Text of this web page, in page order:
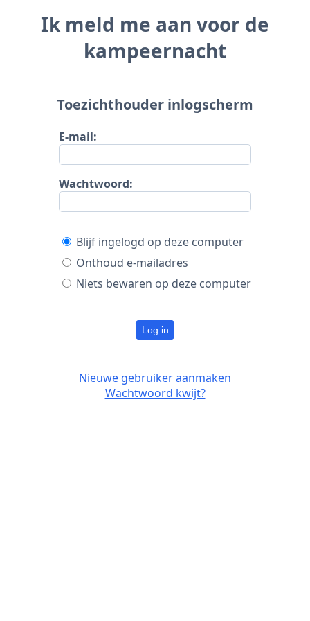
Ik meld me aan voor de
kampeernacht
Toezichthouder inlogscherm
E-mail:
Wachtwoord:
Blijf ingelogd op deze computer
Onthoud e-mailadres
Niets bewaren op deze computer
Log in
Nieuwe gebruiker aanmaken
Wachtwoord kwijt?